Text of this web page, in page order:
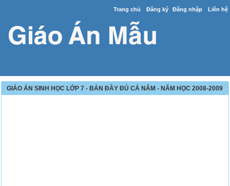
Trang chủ Đăng ký Đăng nhập Liên hệ
GIÁO ÁN SINH HỌC LỚP 7 - BẢN ĐẦY ĐỦ CẢ NĂM - NĂM HỌC 2008-2009